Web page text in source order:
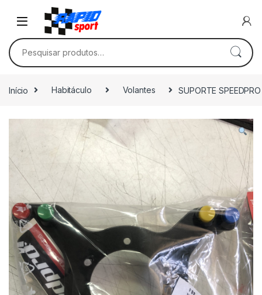
Skip to navigation
Skip to content
Pesquisar por:
Início Habitáculo Volantes SUPORTE